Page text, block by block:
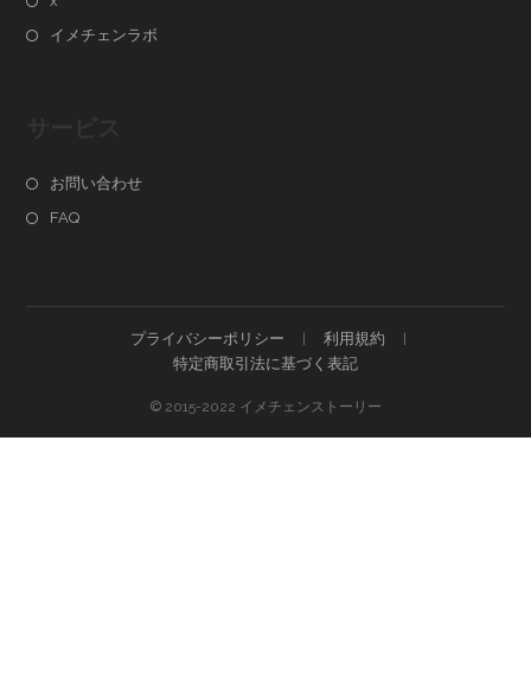
イメチェンラボ
お問い合わせ
FAQ
プライバシーポリシー
利用規約
特定商取引法に基づく表記
© 2015-2022 イメチェンストーリー